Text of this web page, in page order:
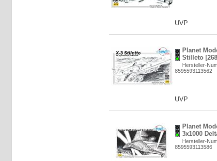
UVP
Planet
Stilleto
Hersteller-
8595593113562
UVP
Planet
3x1000
Hersteller-
8595593113586